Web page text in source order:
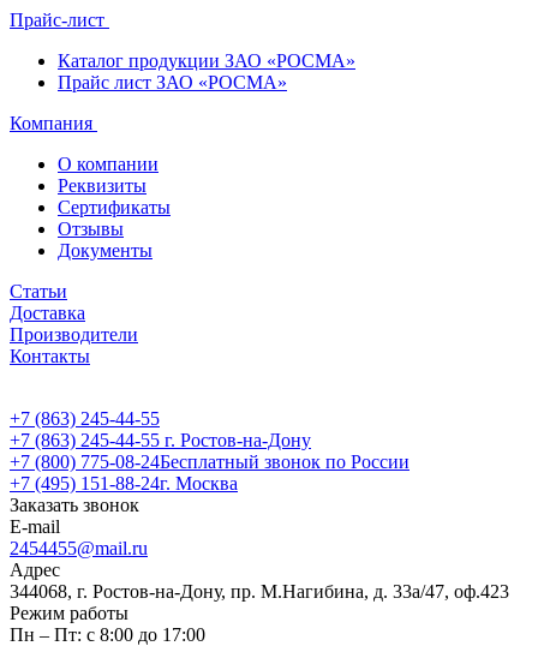
Прайс-лист
Каталог продукции ЗАО «РОСМА»
Прайс лист ЗАО «РОСМА»
Компания
О компании
Реквизиты
Сертификаты
Отзывы
Документы
Статьи
Доставка
Производители
Контакты
+7 (863) 245-44-55
+7 (863) 245-44-55 г. Ростов-на-Дону
+7 (800) 775-08-24Бесплатный звонок по России
+7 (495) 151-88-24г. Москва
Заказать звонок
E-mail
2454455@mail.ru
Адрес
344068, г. Ростов-на-Дону, пр. М.Нагибина, д. 33а/47, оф.423
Режим работы
Пн – Пт: с 8:00 до 17:00